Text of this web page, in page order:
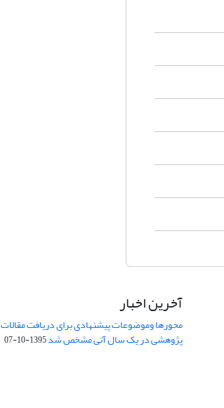
آخرین اخبار
محورها وموضوعات پیشنهادی برای دریافت مقالات
پژوهشی در یک سال آتی مشخص شد1395-10-07